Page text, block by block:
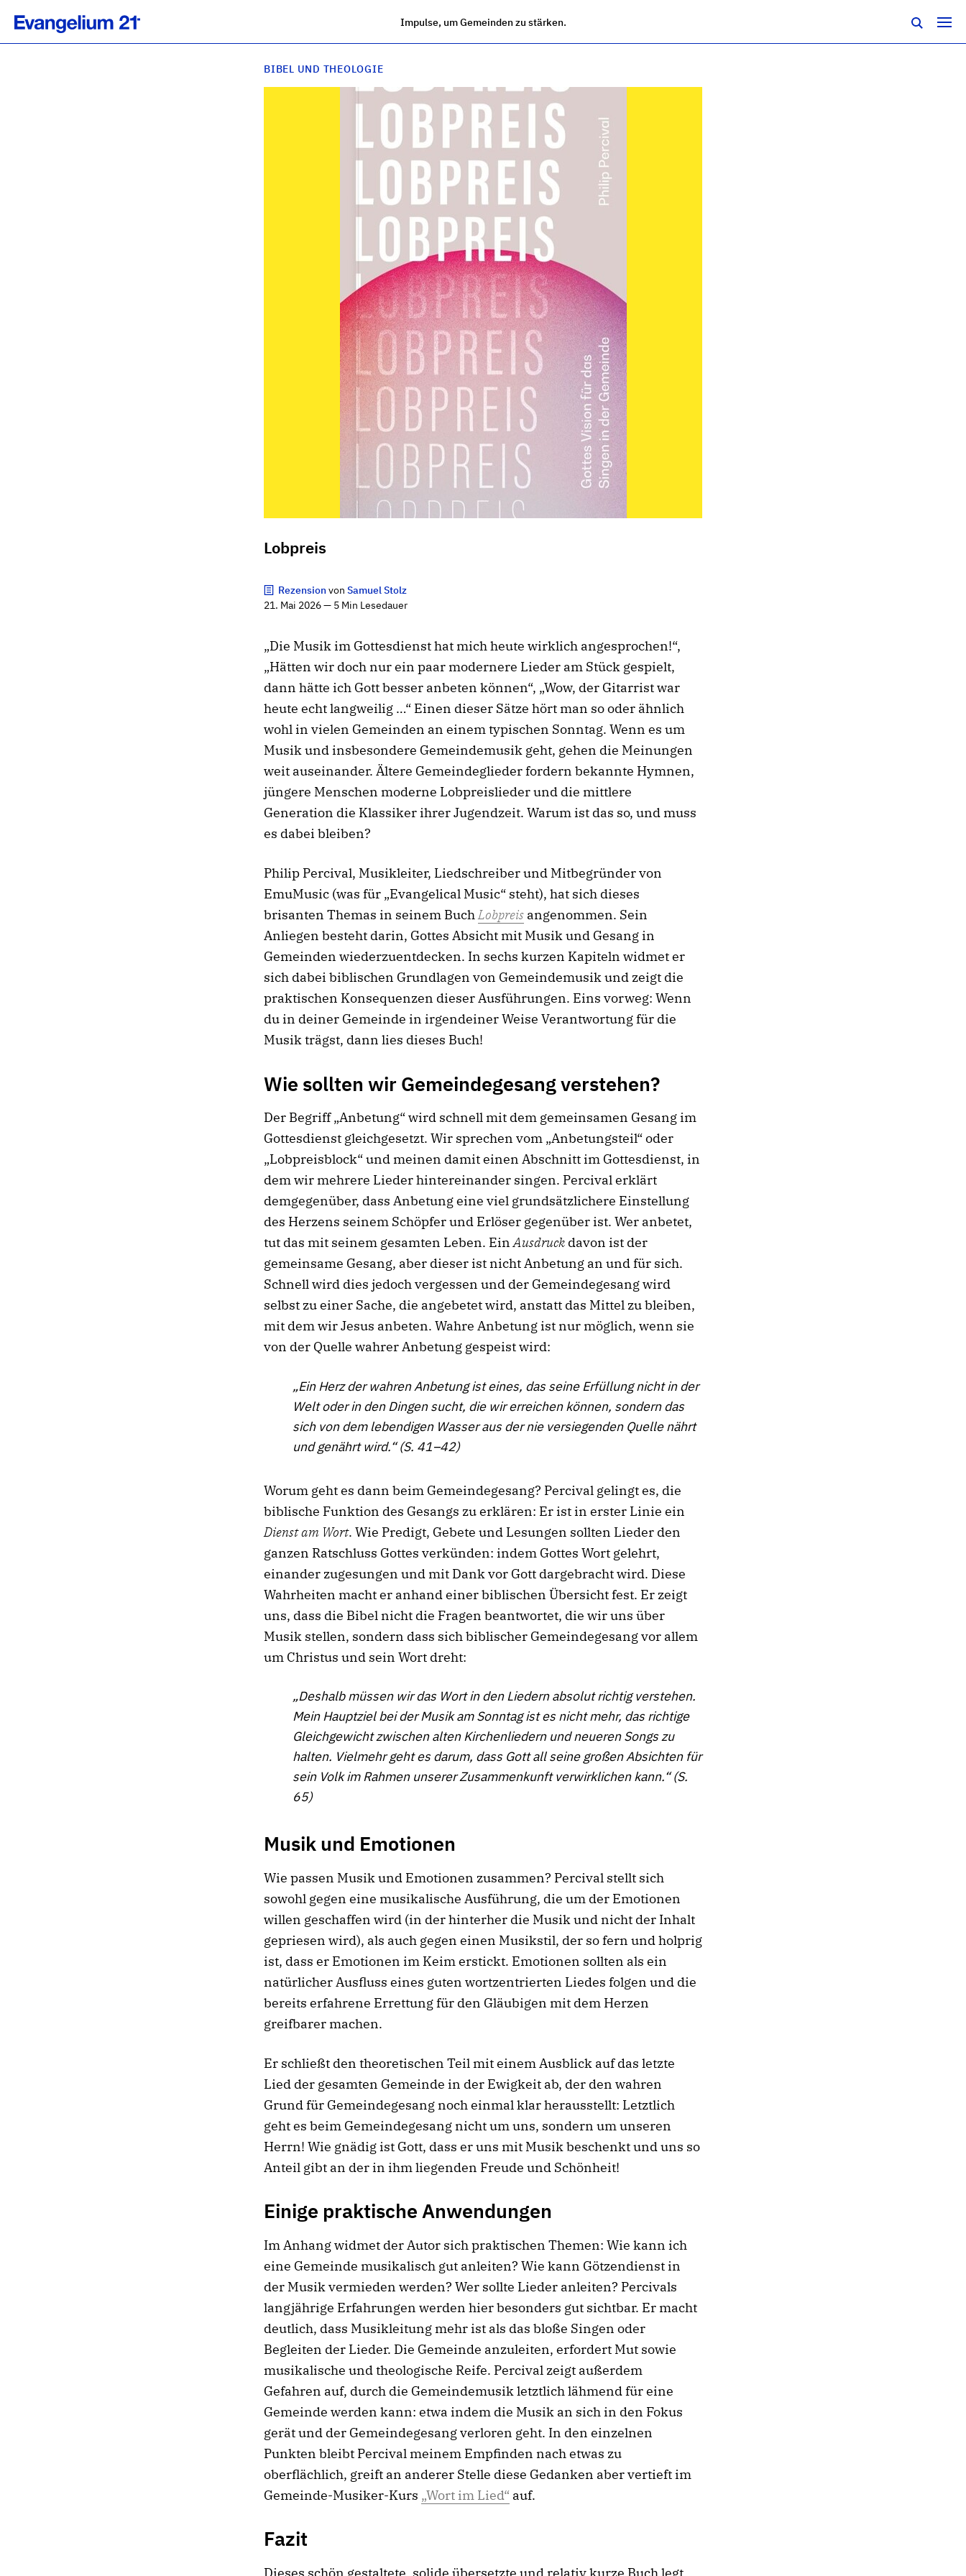
Impulse, um Gemeinden zu stärken.
BIBEL UND THEOLOGIE
Lobpreis
RezensionvonSamuel Stolz
21. Mai 2026 — 5 Min Lesedauer
„Die Musik im Gottesdienst hat mich heute wirklich angesprochen!“,
„Hätten wir doch nur ein paar modernere Lieder am Stück gespielt,
dann hätte ich Gott besser anbeten können“, „Wow, der Gitarrist war
heute echt langweilig …“ Einen dieser Sätze hört man so oder ähnlich
wohl in vielen Gemeinden an einem typischen Sonntag. Wenn es um
Musik und insbesondere Gemeindemusik geht, gehen die Meinungen
weit auseinander. Ältere Gemeindeglieder fordern bekannte Hymnen,
jüngere Menschen moderne Lobpreislieder und die mittlere
Generation die Klassiker ihrer Jugendzeit. Warum ist das so, und muss
es dabei bleiben?
Philip Percival, Musikleiter, Liedschreiber und Mitbegründer von
EmuMusic (was für „Evangelical Music“ steht), hat sich dieses
brisanten Themas in seinem BuchLobpreis angenommen. Sein
Anliegen besteht darin, Gottes Absicht mit Musik und Gesang in
Gemeinden wiederzuentdecken. In sechs kurzen Kapiteln widmet er
sich dabei biblischen Grundlagen von Gemeindemusik und zeigt die
praktischen Konsequenzen dieser Ausführungen. Eins vorweg: Wenn
du in deiner Gemeinde in irgendeiner Weise Verantwortung für die
Musik trägst, dann lies dieses Buch!
Wie sollten wir Gemeindegesang verstehen?
Der Begriff „Anbetung“ wird schnell mit dem gemeinsamen Gesang im
Gottesdienst gleichgesetzt. Wir sprechen vom „Anbetungsteil“ oder
„Lobpreisblock“ und meinen damit einen Abschnitt im Gottesdienst, in
dem wir mehrere Lieder hintereinander singen. Percival erklärt
demgegenüber, dass Anbetung eine viel grundsätzlichere Einstellung
des Herzens seinem Schöpfer und Erlöser gegenüber ist. Wer anbetet,
tut das mit seinem gesamten Leben. EinAusdruck davon ist der
gemeinsame Gesang, aber dieser ist nicht Anbetung an und für sich.
Schnell wird dies jedoch vergessen und der Gemeindegesang wird
selbst zu einer Sache, die angebetet wird, anstatt das Mittel zu bleiben,
mit dem wir Jesus anbeten. Wahre Anbetung ist nur möglich, wenn sie
von der Quelle wahrer Anbetung gespeist wird:
„Ein Herz der wahren Anbetung ist eines, das seine Erfüllung nicht in der
Welt oder in den Dingen sucht, die wir erreichen können, sondern das
sich von dem lebendigen Wasser aus der nie versiegenden Quelle nährt
und genährt wird.“ (S. 41–42)
Worum geht es dann beim Gemeindegesang? Percival gelingt es, die
biblische Funktion des Gesangs zu erklären: Er ist in erster Linie ein
Dienst am Wort. Wie Predigt, Gebete und Lesungen sollten Lieder den
ganzen Ratschluss Gottes verkünden: indem Gottes Wort gelehrt,
einander zugesungen und mit Dank vor Gott dargebracht wird. Diese
Wahrheiten macht er anhand einer biblischen Übersicht fest. Er zeigt
uns, dass die Bibel nicht die Fragen beantwortet, die wir uns über
Musik stellen, sondern dass sich biblischer Gemeindegesang vor allem
um Christus und sein Wort dreht:
„Deshalb müssen wir das Wort in den Liedern absolut richtig verstehen.
Mein Hauptziel bei der Musik am Sonntag ist es nicht mehr, das richtige
Gleichgewicht zwischen alten Kirchenliedern und neueren Songs zu
halten. Vielmehr geht es darum, dass Gott all seine großen Absichten für
sein Volk im Rahmen unserer Zusammenkunft verwirklichen kann.“ (S.
65)
Musik und Emotionen
Wie passen Musik und Emotionen zusammen? Percival stellt sich
sowohl gegen eine musikalische Ausführung, die um der Emotionen
willen geschaffen wird (in der hinterher die Musik und nicht der Inhalt
gepriesen wird), als auch gegen einen Musikstil, der so fern und holprig
ist, dass er Emotionen im Keim erstickt. Emotionen sollten als ein
natürlicher Ausfluss eines guten wortzentrierten Liedes folgen und die
bereits erfahrene Errettung für den Gläubigen mit dem Herzen
greifbarer machen.
Er schließt den theoretischen Teil mit einem Ausblick auf das letzte
Lied der gesamten Gemeinde in der Ewigkeit ab, der den wahren
Grund für Gemeindegesang noch einmal klar herausstellt: Letztlich
geht es beim Gemeindegesang nicht um uns, sondern um unseren
Herrn! Wie gnädig ist Gott, dass er uns mit Musik beschenkt und uns so
Anteil gibt an der in ihm liegenden Freude und Schönheit!
Einige praktische Anwendungen
Im Anhang widmet der Autor sich praktischen Themen: Wie kann ich
eine Gemeinde musikalisch gut anleiten? Wie kann Götzendienst in
der Musik vermieden werden? Wer sollte Lieder anleiten? Percivals
langjährige Erfahrungen werden hier besonders gut sichtbar. Er macht
deutlich, dass Musikleitung mehr ist als das bloße Singen oder
Begleiten der Lieder. Die Gemeinde anzuleiten, erfordert Mut sowie
musikalische und theologische Reife. Percival zeigt außerdem
Gefahren auf, durch die Gemeindemusik letztlich lähmend für eine
Gemeinde werden kann: etwa indem die Musik an sich in den Fokus
gerät und der Gemeindegesang verloren geht. In den einzelnen
Punkten bleibt Percival meinem Empfinden nach etwas zu
oberflächlich, greift an anderer Stelle diese Gedanken aber vertieft im
Gemeinde-Musiker-Kurs „Wort im Lied“ auf.
Fazit
Dieses schön gestaltete, solide übersetzte und relativ kurze Buch legt